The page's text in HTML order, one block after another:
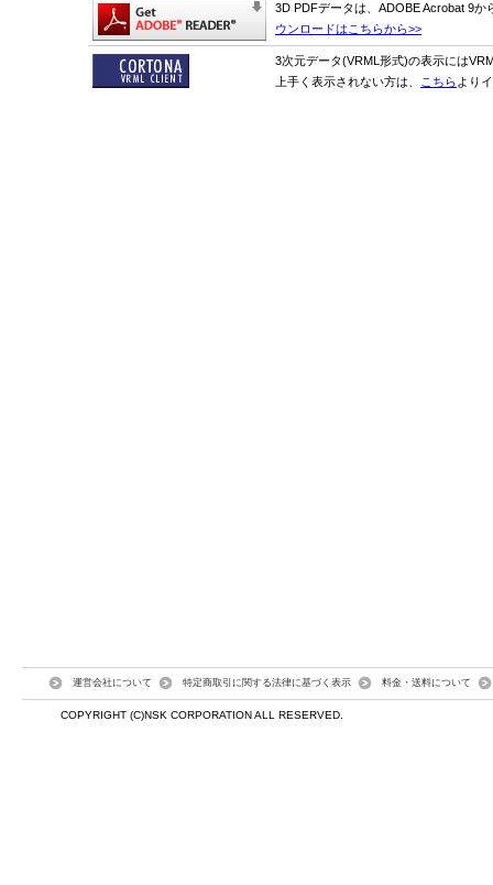
3D PDFデータは、ADOBE Acrobat 9
ウンロードはこちらから>>
3次元データ(VRML形式)の表示には
上手く表示されない方は、
こちら より
運営会社について 特定商取引に関する法律に基づく表示 料金・送料について
COPYRIGHT (C)NSK CORPORATION ALL RESERVED.